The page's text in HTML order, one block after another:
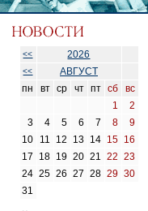
<< 2026
<<
АВГУСТ
пн
вт ср чт пт сб
вс
1
2
3
4 5 6 7 8
9
10
11 12 13 14 15 16
17
18 19 20 21 22
23
24 25 26 27 28 29 30
31